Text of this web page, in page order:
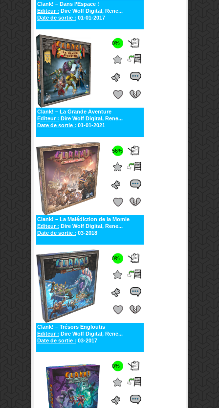
Clank! – Dans l’Espace !
Editeur : Dire Wolf Digital, Rene...
Date de sortie : 01-01-2017
0%
Clank! – La Grande Aventure
Editeur : Dire Wolf Digital, Rene...
Date de sortie : 01-01-2021
56%
Clank! – La Malédiction de la Momie
Editeur : Dire Wolf Digital, Rene...
Date de sortie : 03-2018
0%
Clank! – Trésors Engloutis
Editeur : Dire Wolf Digital, Rene...
Date de sortie : 03-2017
0%